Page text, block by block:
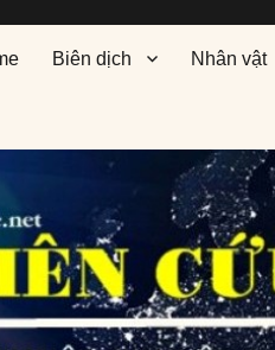
Biên dịch Nhân vật